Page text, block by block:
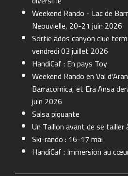
Weekend Rando - Lac de
Neouvielle, 20-21 juin 2026
Sortie ados canyon clue
vendredi 03 juillet 2026
HandiCaf : En pays Toy
Weekend Rando en Val
Barracomica, et Era Ansa
juin 2026
Salsa piquante
Un Taillon avant de se tailler
Ski-rando : 16-17 mai
HandiCaf : Immersion au